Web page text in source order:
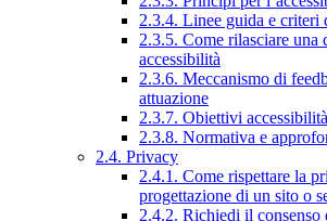
2.3.4. Linee guida e criteri
2.3.5. Come rilasciare una
accessibilità
2.3.6. Meccanismo di
attuazione
2.3.7. Obiettivi accessibilità
2.3.8. Normativa e
2.4. Privacy
2.4.1. Come rispettare la
progettazione di un sito o
2.4.2. Richiedi il consenso